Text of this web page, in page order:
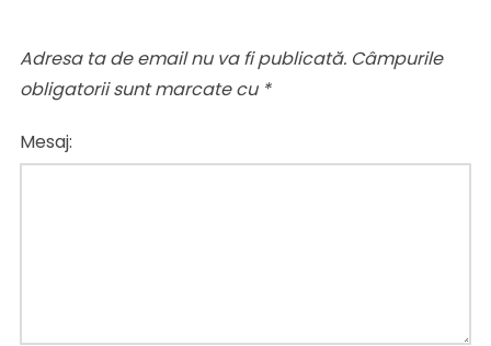
Adresa ta de email nu va fi publicată. Câmpurile
obligatorii sunt marcate cu *
Mesaj: